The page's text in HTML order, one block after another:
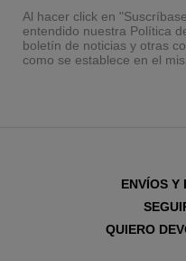
Al hacer click en
entendido nuestra Política
boletín de noticias y otras
como se establece en el
ENVÍOS Y
QUIERO